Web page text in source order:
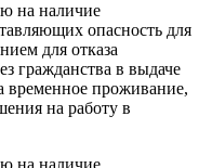
на наличие
опасность для
для отказа
гражданства в выдаче
временное проживание,
на работу в